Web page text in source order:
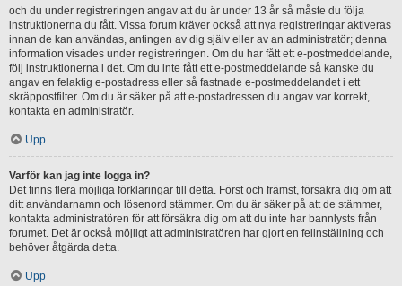
och du under registreringen angav att du är under 13 år så måste du följa
instruktionerna du fått. Vissa forum kräver också att nya registreringar aktiveras
innan de kan användas, antingen av dig själv eller av an administratör; denna
information visades under registreringen. Om du har fått ett e-postmeddelande,
följ instruktionerna i det. Om du inte fått ett e-postmeddelande så kanske du
angav en felaktig e-postadress eller så fastnade e-postmeddelandet i ett
skräppostfilter. Om du är säker på att e-postadressen du angav var korrekt,
kontakta en administratör.
Upp
Varför kan jag inte logga in?
Det finns flera möjliga förklaringar till detta. Först och främst, försäkra dig om att
ditt användarnamn och lösenord stämmer. Om du är säker på att de stämmer,
kontakta administratören för att försäkra dig om att du inte har bannlysts från
forumet. Det är också möjligt att administratören har gjort en felinställning och
behöver åtgärda detta.
Upp